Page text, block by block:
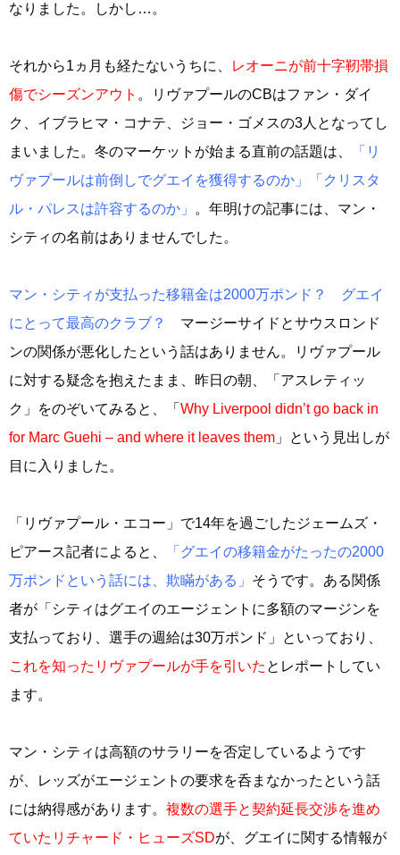
なりました。しかし…。
それから1ヵ月も経たないうちに、
レオーニが前十字靭帯損
傷でシーズンアウト 。リヴァプールのCBはファン・ダイ
ク、イブラヒマ・コナテ、ジョー・ゴメスの3人となってし
まいました。冬のマーケットが始まる直前の話題は、
「リ
ヴァプールは前倒しでグエイを獲得するのか」「クリスタ
ル・パレスは許容するのか」
。年明けの記事には、マン・
シティの名前はありませんでした。
マン・シティが支払った移籍金は2000万ポンド？ グエイ
にとって最高のクラブ？
マージーサイドとサウスロンド
ンの関係が悪化したという話はありません。リヴァプール
に対する疑念を抱えたまま、昨日の朝、「アスレティッ
ク」をのぞいてみると、「 Why Liverpool didn’t go back in
for Marc Guehi – and where it leaves them 」という見出しが
目に入りました。
「リヴァプール・エコー」で14年を過ごしたジェームズ・
ピアース記者によると、
「グエイの移籍金がたったの2000
万ポンドという話には、欺瞞がある」 そうです。ある関係
者が「シティはグエイのエージェントに多額のマージンを
支払っており、選手の週給は30万ポンド」といっており、
これを知ったリヴァプールが手を引いた とレポートしてい
ます。
マン・シティは高額のサラリーを否定しているようです
が、レッズがエージェントの要求を呑まなかったという話
には納得感があります。 複数の選手と契約延長交渉を進め
ていたリチャード・ヒューズSDが、グエイに関する情報が